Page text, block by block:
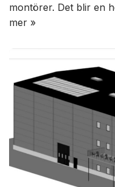
montörer. Det blir en
mer »